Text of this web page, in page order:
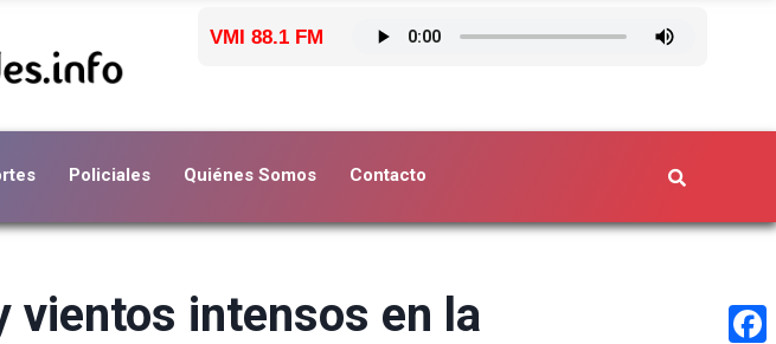
VMI 88.1 FM
Policiales Quiénes Somos Contacto
vientos intensos en la